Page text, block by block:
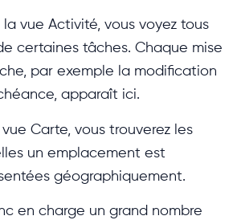
la vue Activité, vous voyez tous
certaines tâches. Chaque mise
par exemple la modification
apparaît ici.
Carte, vous trouverez les
un emplacement est
géographiquement.
en charge un grand nombre